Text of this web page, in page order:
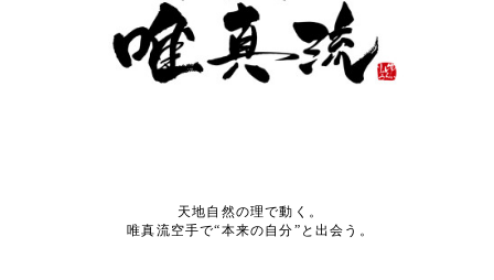
天地自然の理で動く。
唯真流空手で“本来の自分”と出会う。